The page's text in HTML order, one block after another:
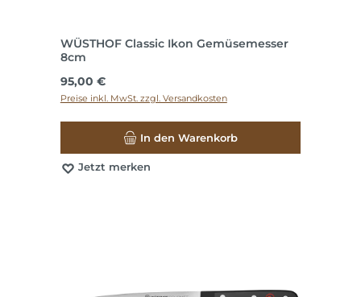
WÜSTHOF Classic Ikon Gemüsemesser
8cm
Regulärer Preis:
95,00 €
Preise inkl. MwSt. zzgl. Versandkosten
In den Warenkorb
Jetzt merken